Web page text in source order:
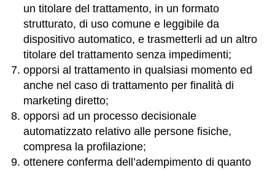
un titolare del trattamento, in un formato
strutturato, di uso comune e leggibile da
dispositivo automatico, e trasmetterli ad un altro
titolare del trattamento senza impedimenti;
opporsi al trattamento in qualsiasi momento ed
anche nel caso di trattamento per finalità di
marketing diretto;
opporsi ad un processo decisionale
automatizzato relativo alle persone fisiche,
compresa la profilazione;
ottenere conferma dell’adempimento di quanto